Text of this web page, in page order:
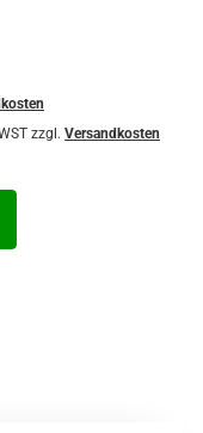
zzgl. Versandkosten